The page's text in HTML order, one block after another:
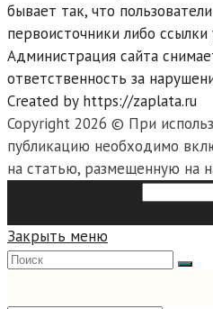
бывает так, что
первоисточники либо
Администрация сайта
ответственность за
Created by https://zaplata.ru
Copyright 2026 © При
публикацию необходимо
на статью, размещенную на
Закрыть меню